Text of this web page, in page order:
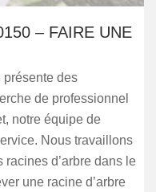
– FAIRE UNE
présente des
de professionnel
notre équipe de
Nous travaillons
racines d’arbre dans le
une racine d’arbre